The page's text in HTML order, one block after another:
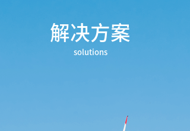
解决方案
solutions